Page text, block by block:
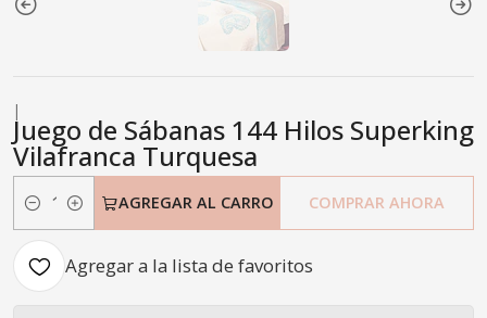
|
Juego de Sábanas 144 Hilos Superking
Vilafranca Turquesa
Cantidad
AGREGAR AL CARRO COMPRAR AHORA
Agregar a la lista de favoritos